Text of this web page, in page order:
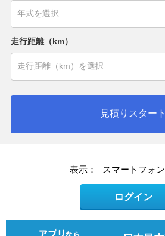
走行距離（km）
見積りスタート
表示： スマートフォン
ログイン